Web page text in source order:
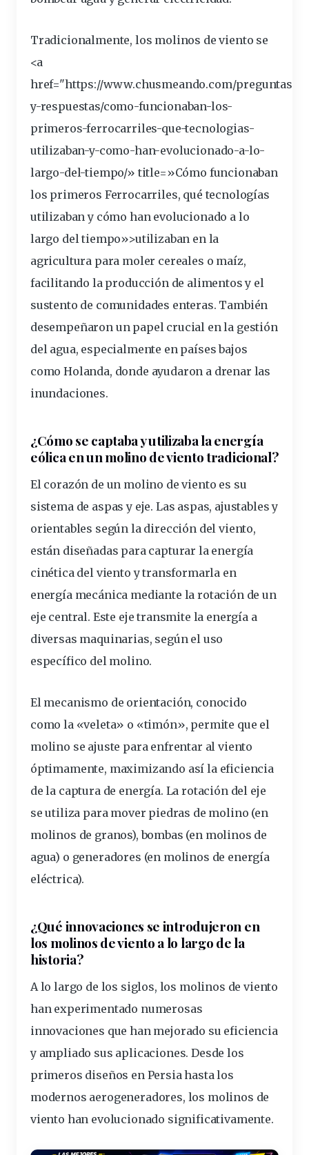
Tradicionalmente, los molinos de viento se
<a
href="https://www.chusmeando.com/preguntas-
y-respuestas/como-funcionaban-los-
primeros-ferrocarriles-que-tecnologias-
utilizaban-y-como-han-evolucionado-a-lo-
largo-del-tiempo/» title=»Cómo funcionaban
los primeros Ferrocarriles, qué tecnologías
utilizaban y cómo han evolucionado a lo
largo del tiempo»>utilizaban en la
agricultura para moler cereales o maíz,
facilitando la producción de alimentos y el
sustento de comunidades enteras. También
desempeñaron un papel crucial en la gestión
del agua, especialmente en países bajos
como Holanda, donde ayudaron a drenar las
inundaciones.
¿Cómo se captaba y utilizaba la energía
eólicaen un molino de viento tradicional?
El corazón de un molino de viento es su
sistema de aspas y eje. Las aspas, ajustables y
orientables según la dirección del viento,
están diseñadas para capturar la energía
cinética del viento y transformarla en
energía mecánica mediante la rotación de un
eje central. Este eje transmite la energía a
diversas maquinarias, según el uso
específico del molino.
El mecanismo de orientación, conocido
como la «veleta» o «timón», permite que el
molino se ajuste para enfrentar al viento
óptimamente, maximizando así la eficiencia
de la captura de energía. La rotación del eje
se utiliza para mover piedras de molino (en
molinos de granos), bombas (en molinos de
agua) o generadores (en molinos de energía
eléctrica).
¿Quéinnovaciones se introdujeron en
los molinos de viento a lo largo de la
historia?
A lo largo de los siglos, los molinos de viento
han experimentado numerosas
innovaciones que han mejorado su eficiencia
y ampliado sus aplicaciones.Desde los
primeros diseños en Persia hasta los
modernos aerogeneradores, los molinos de
viento han evolucionado significativamente.